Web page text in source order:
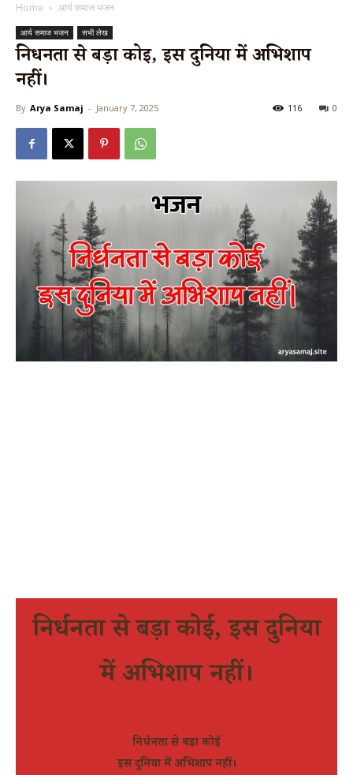
Home आर्य समाज भजन
आर्य समाज भजन सभी लेख
निर्धनता से बड़ा कोई, इस दुनिया में अभिशाप
नहीं।
By Arya Samaj - January 7, 2025 0
116
निर्धनता से बड़ा कोई, इस दुनिया
में अभिशाप नहीं।
निर्धनता से बड़ा कोई
इस दुनिया में अभिशाप नहीं।